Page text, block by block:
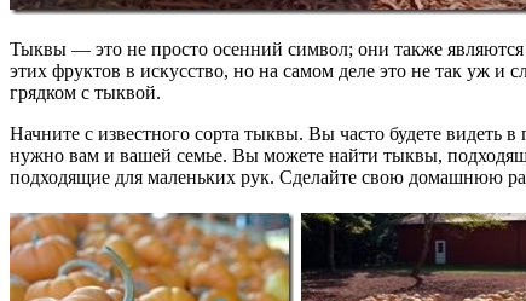
Тыквы — это не просто осенний символ; они также
этих фруктов в искусство, но на самом деле это не так уж
грядком с тыквой.
Начните с известного сорта тыквы. Вы часто будете
нужно вам и вашей семье. Вы можете найти тыквы,
подходящие для маленьких рук. Сделайте свою домашнюю